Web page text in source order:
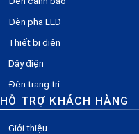
Đèn pha LED
Thiết bị điện
Dây điện
Đèn trang trí
HỖ TRỢ KHÁCH HÀNG
Giới thiệu